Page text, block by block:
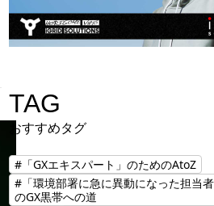
TAG
おすすめタグ
#「GXエキスパート」のためのAtoZ
#「環境部署に急に異動になった担当
のGX黒帯への道